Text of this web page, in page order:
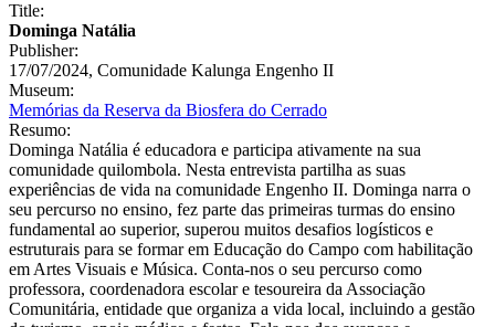
Title:
Dominga Natália
Publisher:
17/07/2024, Comunidade Kalunga Engenho II
Museum:
Memórias da Reserva da Biosfera do Cerrado
Resumo:
Dominga Natália é educadora e participa ativamente na sua
comunidade quilombola. Nesta entrevista partilha as suas
experiências de vida na comunidade Engenho II. Dominga narra o
seu percurso no ensino, fez parte das primeiras turmas do ensino
fundamental ao superior, superou muitos desafios logísticos e
estruturais para se formar em Educação do Campo com habilitação
em Artes Visuais e Música. Conta-nos o seu percurso como
professora, coordenadora escolar e tesoureira da Associação
Comunitária, entidade que organiza a vida local, incluindo a gestão